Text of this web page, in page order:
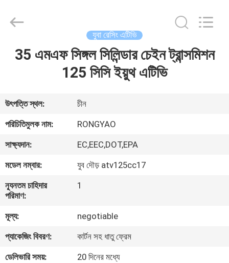
বাড়ি
আমাদের
সম্পর্কে
কারখানা
ভ্রমণ
মান
নিয়ন্ত্রণ
Vehicle
Co.,Ltd.
যুবা রেসিং এটিভি
35 এমএফ সিঙ্গল সিলিন্ডার চেইন ট্রান্সমিশন
125 সিসি ইয়ুথ এটিভি
উৎপত্তি স্থল:
চীন
পরিচিতিমুলক নাম:
RONGYAO
সাক্ষ্যদান:
EC,EEC,DOT,EPA
মডেল নম্বার:
যুব দৌড় atv125cc17
ন্যূনতম চাহিদার
পরিমাণ:
1
মূল্য:
negotiable
প্যাকেজিং বিবরণ:
কার্টন সহ ধাতু ফ্রেম
ডেলিভারি সময়:
20 দিনের মধ্যে